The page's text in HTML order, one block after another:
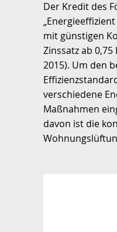
Der Kredit des
mit günstigen
Zinssatz ab 0,75
2015). Um den
verschiedene
Maßnahmen
davon ist die